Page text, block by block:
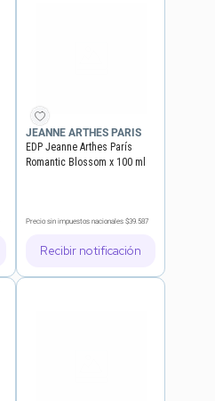
JEANNE ARTHES PARIS
EDP Jeanne Arthes París
Romantic Blossom x 100 ml
Precio sin impuestos nacionales $39.587
Recibir notificación